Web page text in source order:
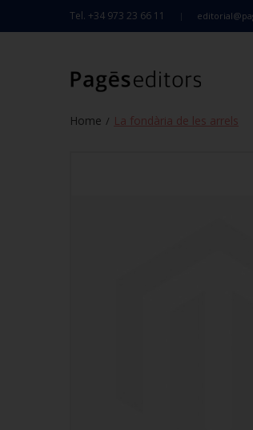
Tel. +34 973 23 66 11
Home / La fondària de les arrels